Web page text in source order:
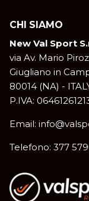
CHI SIAMO
New Val Sport
via Av. Mario
Giugliano in
80014 (NA) -
P.IVA:
Email:
Telefono: 377